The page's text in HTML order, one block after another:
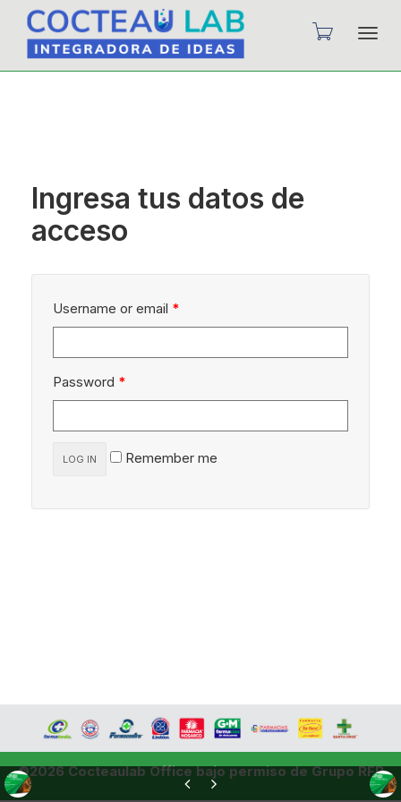
Ingresa tus datos de
acceso
Username or email *
Password *
LOG IN Remember me
©2026 Cocteaulab Office bajo permiso de Grupo RFP